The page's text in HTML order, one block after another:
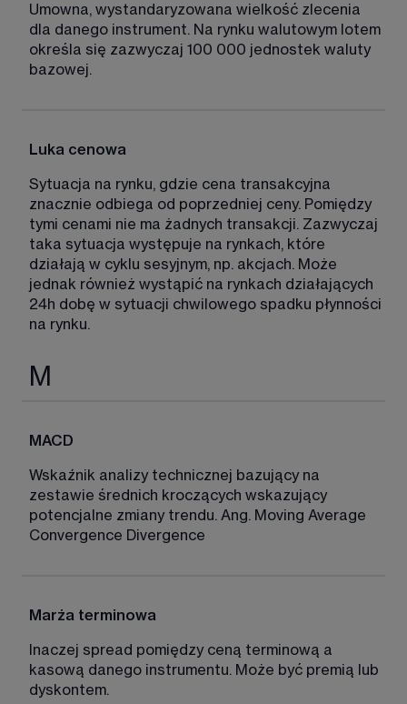
Umowna, wystandaryzowana wielkość zlecenia
dla danego instrument. Na rynku walutowym lotem
określa się zazwyczaj 100 000 jednostek waluty
bazowej.
Luka cenowa
Sytuacja na rynku, gdzie cena transakcyjna
znacznie odbiega od poprzedniej ceny. Pomiędzy
tymi cenami nie ma żadnych transakcji. Zazwyczaj
taka sytuacja występuje na rynkach, które
działają w cyklu sesyjnym, np. akcjach. Może
jednak również wystąpić na rynkach działających
24h dobę w sytuacji chwilowego spadku płynności
na rynku.
M
MACD
Wskaźnik analizy technicznej bazujący na
zestawie średnich kroczących wskazujący
potencjalne zmiany trendu. Ang. Moving Average
Convergence Divergence
Marża terminowa
Inaczej spread pomiędzy ceną terminową a
kasową danego instrumentu. Może być premią lub
dyskontem.